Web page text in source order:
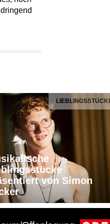
von Simon